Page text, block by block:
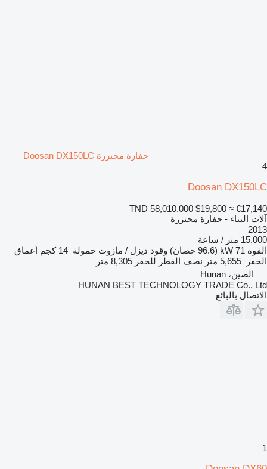
حفارة مجنزرة Doosan DX150LC
4
Doosan DX150LC
TND 58,010.000 $19,800 ≈ €17,140
آلات البناء - حفارة مجنزرة
2013
15.000 متر / ساعة
القوة 71 kW (96.6 حصان) وقود ديزل / مازوت حمولة 14 كجم
أعماق
الحفر
5,655 متر نصف القطر للحفر 8,305 متر
الصين، Hunan
HUNAN BEST TECHNOLOGY TRADE Co., Ltd
الاتصال بالبائع
1